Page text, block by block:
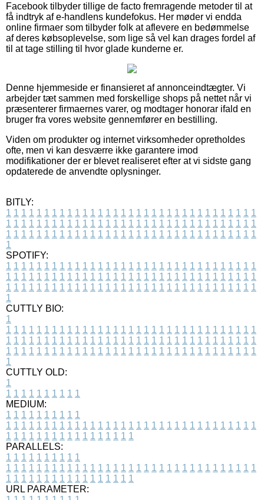
Facebook tilbyder tillige de facto fremragende metoder til at
få indtryk af e-handlens kundefokus. Her møder vi endda
online firmaer som tilbyder folk at aflevere en bedømmelse
af deres købsoplevelse, som lige så vel kan drages fordel af
til at tage stilling til hvor glade kunderne er.
Denne hjemmeside er finansieret af annonceindtægter. Vi
arbejder tæt sammen med forskellige shops på nettet når vi
præsenterer firmaernes varer, og modtager honorar ifald en
bruger fra vores website gennemfører en bestilling.
Viden om produkter og internet virksomheder opretholdes
ofte, men vi kan desværre ikke garantere imod
modifikationer der er blevet realiseret efter at vi sidste gang
opdaterede de anvendte oplysninger.
BITLY:
1 1 1 1 1 1 1 1 1 1 1 1 1 1 1 1 1 1 1 1 1 1 1 1 1 1 1 1 1 1 1 1 1
1 1 1 1 1 1 1 1 1 1 1 1 1 1 1 1 1 1 1 1 1 1 1 1 1 1 1 1 1 1 1 1 1
1 1 1 1 1 1 1 1 1 1 1 1 1 1 1 1 1 1 1 1 1 1 1 1 1 1 1 1 1 1 1 1 1
1
SPOTIFY:
1 1 1 1 1 1 1 1 1 1 1 1 1 1 1 1 1 1 1 1 1 1 1 1 1 1 1 1 1 1 1 1 1
1 1 1 1 1 1 1 1 1 1 1 1 1 1 1 1 1 1 1 1 1 1 1 1 1 1 1 1 1 1 1 1 1
1 1 1 1 1 1 1 1 1 1 1 1 1 1 1 1 1 1 1 1 1 1 1 1 1 1 1 1 1 1 1 1 1
1
CUTTLY BIO:
1
1 1 1 1 1 1 1 1 1 1 1 1 1 1 1 1 1 1 1 1 1 1 1 1 1 1 1 1 1 1 1 1 1
1 1 1 1 1 1 1 1 1 1 1 1 1 1 1 1 1 1 1 1 1 1 1 1 1 1 1 1 1 1 1 1 1
1 1 1 1 1 1 1 1 1 1 1 1 1 1 1 1 1 1 1 1 1 1 1 1 1 1 1 1 1 1 1 1 1
1
CUTTLY OLD:
1
1 1 1 1 1 1 1 1 1 1
MEDIUM:
1 1 1 1 1 1 1 1 1 1
1 1 1 1 1 1 1 1 1 1 1 1 1 1 1 1 1 1 1 1 1 1 1 1 1 1 1 1 1 1 1 1 1
1 1 1 1 1 1 1 1 1 1 1 1 1 1 1 1 1
PARALLELS:
1 1 1 1 1 1 1 1 1 1
1 1 1 1 1 1 1 1 1 1 1 1 1 1 1 1 1 1 1 1 1 1 1 1 1 1 1 1 1 1 1 1 1
1 1 1 1 1 1 1 1 1 1 1 1 1 1 1 1 1
URL PARAMETER: